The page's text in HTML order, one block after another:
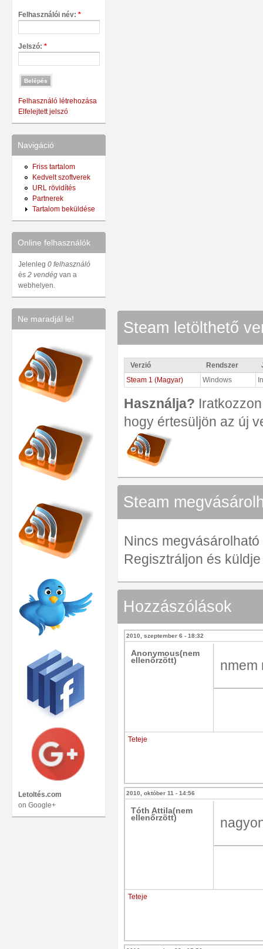
Felhasználói név: *
Jelszó: *
Felhasználó létrehozása
Elfelejtett jelszó
Navigáció
Friss tartalom
Kedvelt szoftverek
URL rövidítés
Partnerek
Tartalom beküldése
Online felhasználók
Jelenleg 0 felhasználó
és 2 vendég van a
webhelyen.
Ne maradjál le!
Letoltés.com
on Google+
Steam letölthető
Verzió Rendszer
Steam 1 (Magyar)
Windows
Használja?
hogy értesüljön az új
Steam
Nincs
Regisztráljon és
Hozzászólások
2010, szeptember 6 - 18:32
Anonymous(nem
ellenőrzött) nmem
Teteje
2010, október 11 - 14:56
Tóth Attila(nem
ellenőrzött)
Teteje